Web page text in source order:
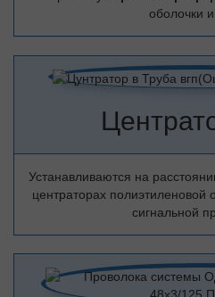
оболочки
Устанавливаются на
центраторах полиэтиленовой
сигнальной